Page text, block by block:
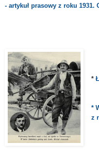
- artykuł prasowy z roku 1931.
*
*
z